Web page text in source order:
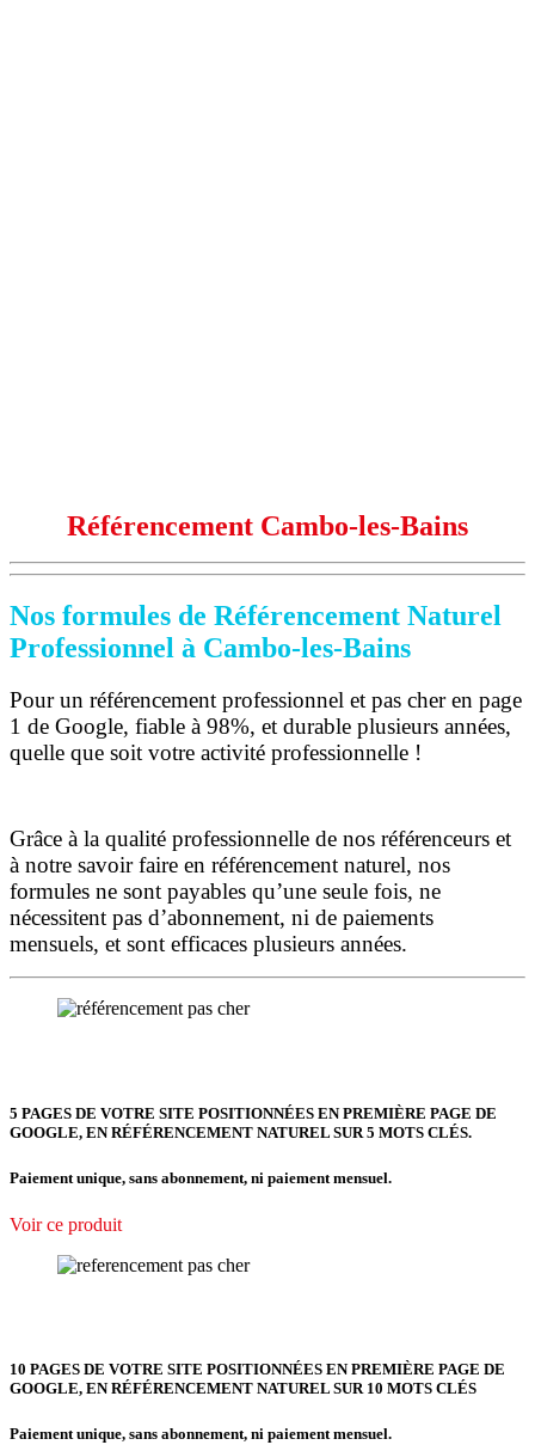
Référencement Cambo-les-Bains
Nos formules de Référencement Naturel
Professionnel à Cambo-les-Bains
Pour un référencement professionnel et pas cher en page
1 de Google, fiable à 98%, et durable plusieurs années,
quelle que soit votre activité professionnelle !
Grâce à la qualité professionnelle de nos référenceurs et
à notre savoir faire en référencement naturel, nos
formules ne sont payables qu’une seule fois, ne
nécessitent pas d’abonnement, ni de paiements
mensuels, et sont efficaces plusieurs années.
5 PAGES DE VOTRE SITE POSITIONNÉES EN PREMIÈRE PAGE DE
GOOGLE, EN RÉFÉRENCEMENT NATUREL SUR 5 MOTS CLÉS.
Paiement unique, sans abonnement, ni paiement mensuel.
Voir ce produit
10 PAGES DE VOTRE SITE POSITIONNÉES EN PREMIÈRE PAGE DE
GOOGLE, EN RÉFÉRENCEMENT NATUREL SUR 10 MOTS CLÉS
Paiement unique, sans abonnement, ni paiement mensuel.